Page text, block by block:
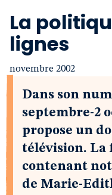
La
lignes
novembre 2002
Dans son
septembre-2
propose un
télévision. La
contenant
de Marie-